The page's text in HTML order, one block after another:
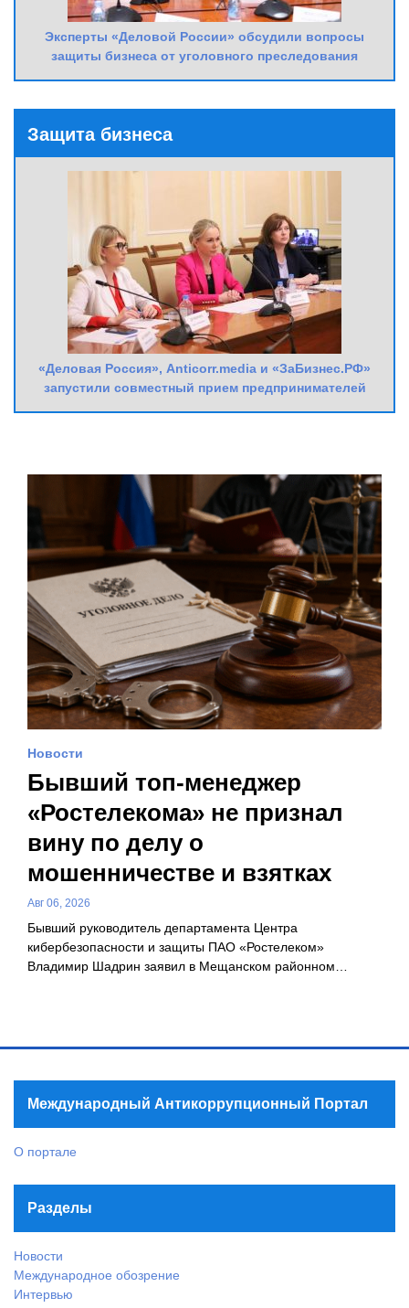
Эксперты «Деловой России» обсудили вопросы
защиты бизнеса от уголовного преследования
Защита бизнеса
«Деловая Россия», Anticorr.media и «ЗаБизнес.РФ»
запустили совместный прием предпринимателей
Новости
Бывший топ-менеджер
«Ростелекома» не признал
вину по делу о
мошенничестве и взятках
Авг 06, 2026
Бывший руководитель департамента Центра
кибербезопасности и защиты ПАО «Ростелеком»
Владимир Шадрин заявил в Мещанском районном…
Международный Антикоррупционный Портал
О портале
Разделы
Новости
Международное обозрение
Интервью